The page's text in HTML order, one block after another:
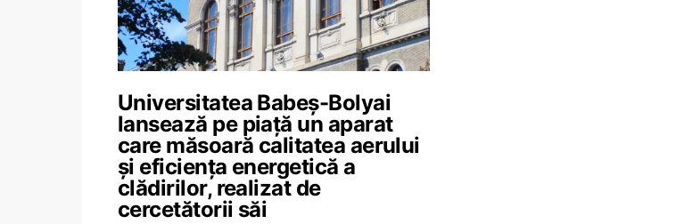
Universitatea Babeș-Bolyai
lansează pe piață un aparat
care măsoară calitatea aerului
și eficiența energetică a
clădirilor, realizat de
cercetătorii săi